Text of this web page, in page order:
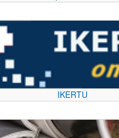
IKERTU